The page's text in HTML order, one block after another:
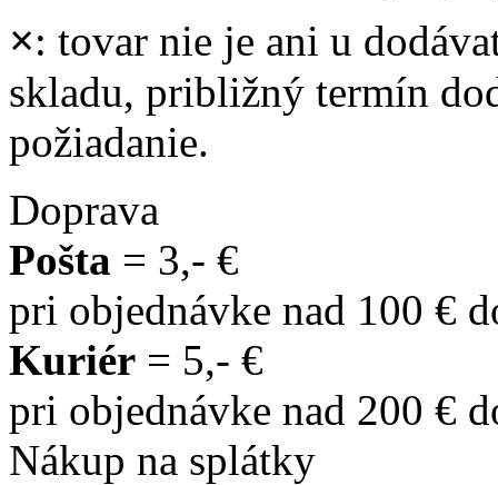
×: tovar nie je ani u
skladu, približný termín
požiadanie.
Doprava
Pošta = 3,- €
pri objednávke nad 100 €
Kuriér = 5,- €
pri objednávke nad 200 €
Nákup na splátky